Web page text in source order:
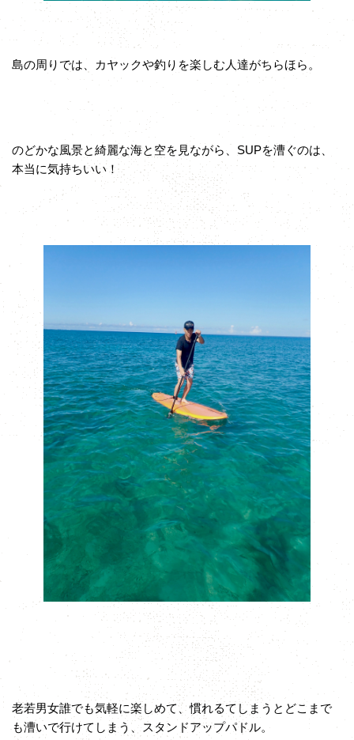
島の周りでは、カヤックや釣りを楽しむ人達がちらほら。
のどかな風景と綺麗な海と空を見ながら、SUPを漕ぐのは、
本当に気持ちいい！
老若男女誰でも気軽に楽しめて、慣れるてしまうとどこまで
も漕いで行けてしまう、スタンドアップパドル。